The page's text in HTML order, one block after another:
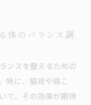
体のバランス調
ンスを整えるための
特に、猫背や肩こ
て、その効果が期待